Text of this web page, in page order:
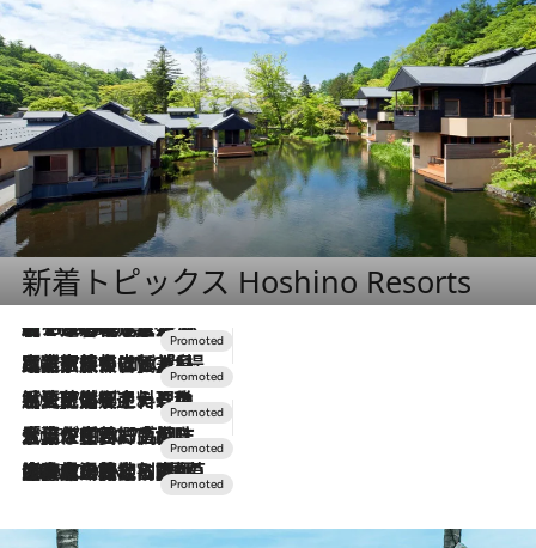
新着トピックス Hoshino Resorts
2026.8.7
【トンボの足水浴】ヒノキの香りに包まれて涼感マックス！約13℃の湧水かけ流しを避暑地「星野温泉 トンボの湯」で体験
2026.7.31
【ホテル帰省】という選択肢をOMOが提案。家族とほどよい距離を保つには「昼は実家、夜は気兼ねなくホテルで！」
2026.7.24
【夏限定ディナーコース】旬を迎える稚鮎や花ズッキーニなどをイタリア・トスカーナの郷土料理の手法で満喫！
2026.7.17
「土佐和ハーブかき氷」がOMO7高知に登場！生姜、山椒、大葉など目にも舌にも涼を呼ぶ郷土の味
2026.7.10
NEW OPEN！【界 草津】名湯の地に誕生。趣の異なる2種の温泉と上州ならではの会席・蕎麦割烹など美食を味わう究極の癒やし旅